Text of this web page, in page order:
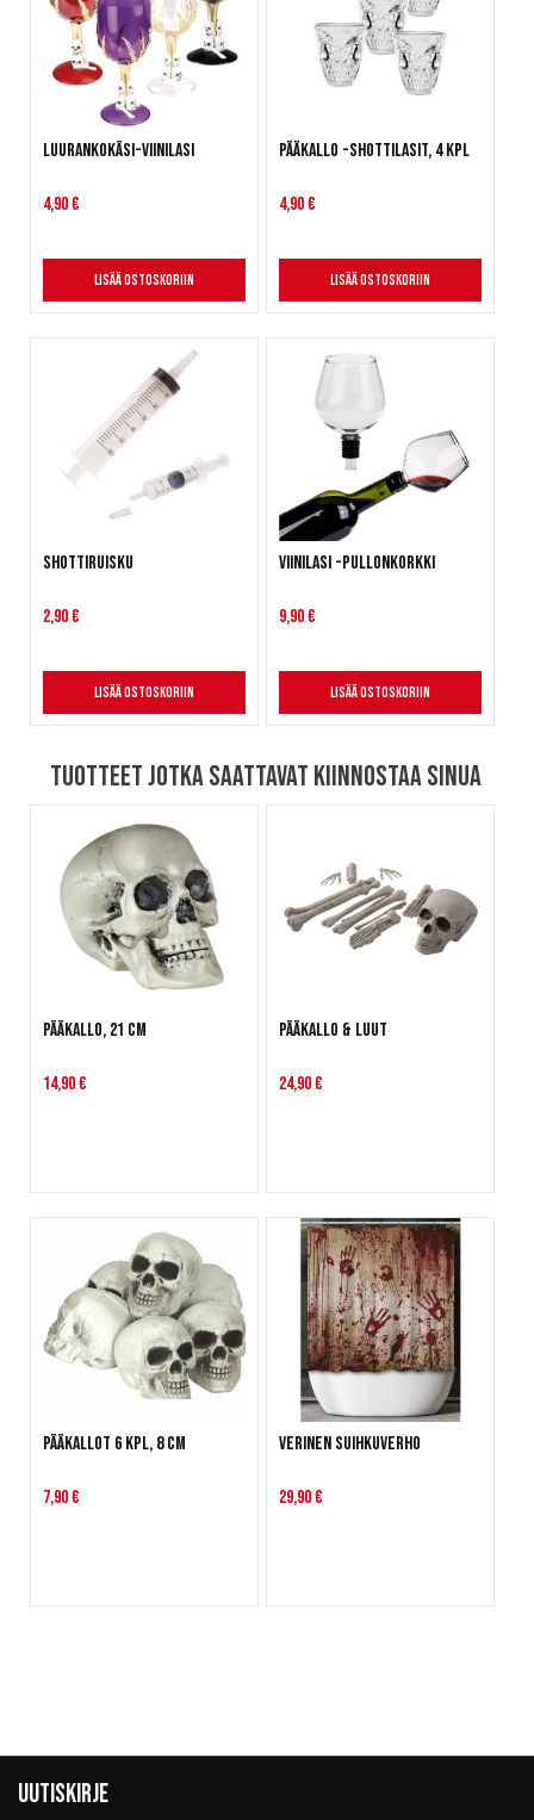
Luurankokäsi-viinilasi
4,90 €
Lisää ostoskoriin
Pääkallo -shottilasit, 4 kpl
4,90 €
Lisää ostoskoriin
Shottiruisku
2,90 €
Lisää ostoskoriin
Viinilasi -pullonkorkki
9,90 €
Lisää ostoskoriin
Tuotteet jotka saattavat kiinnostaa sinua
Pääkallo, 21 cm
14,90 €
Pääkallo & luut
24,90 €
Pääkallot 6 kpl, 8 cm
7,90 €
Verinen suihkuverho
29,90 €
Uutiskirje